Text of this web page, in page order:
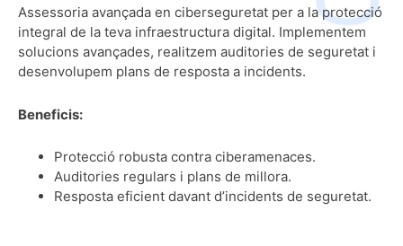
Assessoria avançada en ciberseguretat per a la protecció
integral de la teva infraestructura digital. Implementem
solucions avançades, realitzem auditories de seguretat i
desenvolupem plans de resposta a incidents.
Beneficis:
Protecció robusta contra ciberamenaces.
Auditories regulars i plans de millora.
Resposta eficient davant d’incidents de seguretat.